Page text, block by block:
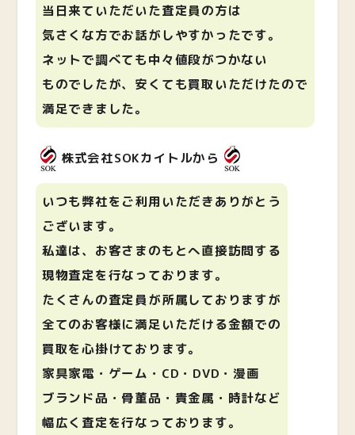
当日来ていただいた査定員の方は
気さくな方でお話がしやすかったです。
ネットで調べても中々値段がつかない
ものでしたが、安くても買取いただけたので
満足できました。
株式会社SOKカイトルから
いつも弊社をご利用いただきありがとう
ございます。
私達は、お客さまのもとへ直接訪問する
現物査定を行なっております。
たくさんの査定員が所属しておりますが
全てのお客様に満足いただける金額での
買取を心掛けております。
家具家電・ゲーム・CD・DVD・漫画
ブランド品・骨董品・貴金属・時計など
幅広く査定を行なっております。